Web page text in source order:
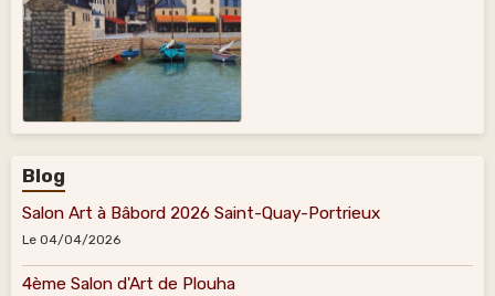
Blog
Salon Art à Bâbord 2026 Saint-Quay-Portrieux
Le 04/04/2026
4ème Salon d'Art de Plouha